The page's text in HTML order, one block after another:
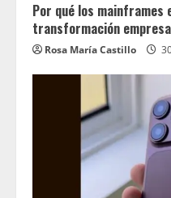
Por qué los mainframes
transformación
Rosa María Castillo